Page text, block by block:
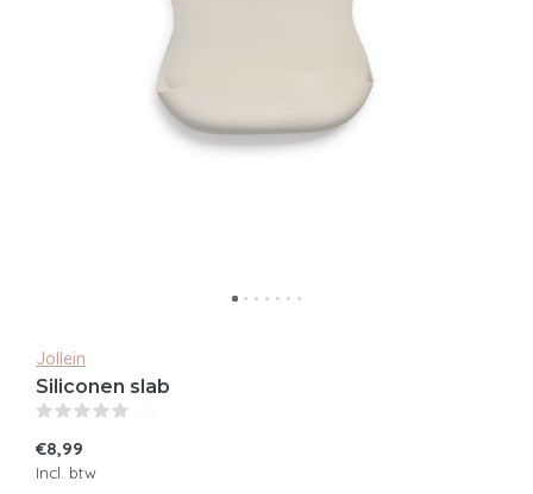
Jollein
Siliconen slab
€8,99
Incl. btw